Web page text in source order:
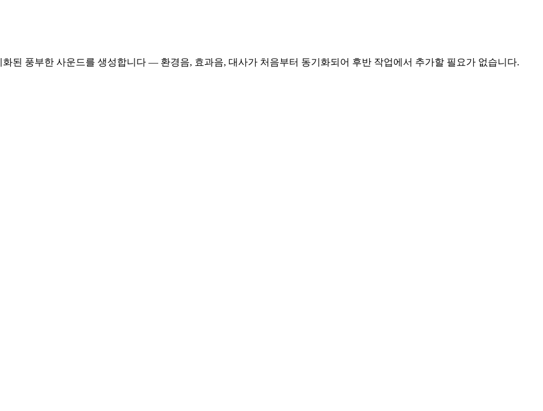
된 풍부한 사운드를 생성합니다 — 환경음, 효과음, 대사가 처음부터 동기화되어 후반 작업에서 추가할 필요가 없습니다.